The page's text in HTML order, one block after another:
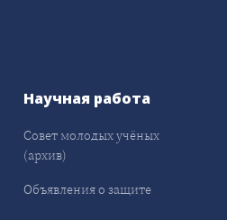
Научная работа
Совет молодых учёных
(архив)
Объявления о защите